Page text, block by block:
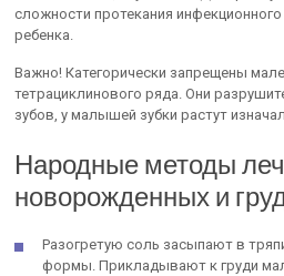
сложности протекания
ребенка.
Важно! Категорически запрещены
тетрациклинового ряда. Они
зубов, у малышей зубки растут
Народные методы
новорожденных и
Разогретую соль засыпают в
формы. Прикладывают к груди